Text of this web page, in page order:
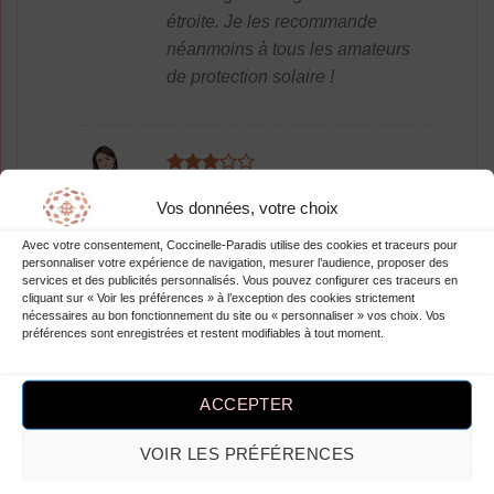
Vos données, votre choix
Avec votre consentement, Coccinelle-Paradis utilise des cookies et traceurs pour
personnaliser votre expérience de navigation, mesurer l’audience, proposer des
services et des publicités personnalisés. Vous pouvez configurer ces traceurs en
cliquant sur « Voir les préférences » à l’exception des cookies strictement
nécessaires au bon fonctionnement du site ou « personnaliser » vos choix. Vos
préférences sont enregistrées et restent modifiables à tout moment.
ACCEPTER
VOIR LES PRÉFÉRENCES
étroite. Je les recommande
néanmoins à tous les amateurs
de protection solaire !
sur 5
Les gants de protection solaire
été pour femmes en spandex de
robesapois.fr sont tout
simplement parfaits !
Note4
sur 5
Parfaitement satisfaite ! Les